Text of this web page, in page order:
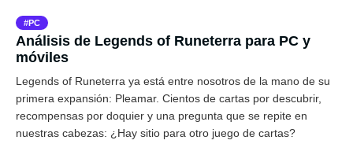
PC
Análisis de Legends of Runeterra para PC y
móviles
Legends of Runeterra ya está entre nosotros de la mano de su
primera expansión: Pleamar. Cientos de cartas por descubrir,
recompensas por doquier y una pregunta que se repite en
nuestras cabezas: ¿Hay sitio para otro juego de cartas?